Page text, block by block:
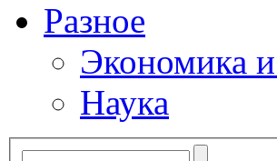
Разное
Экономика
Наука